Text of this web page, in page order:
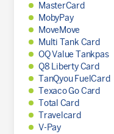
MasterCard
MobyPay
MoveMove
Multi Tank Card
OQ Value Tankpas
Q8 Liberty Card
TanQyou FuelCard
Texaco Go Card
Total Card
Travelcard
V-Pay